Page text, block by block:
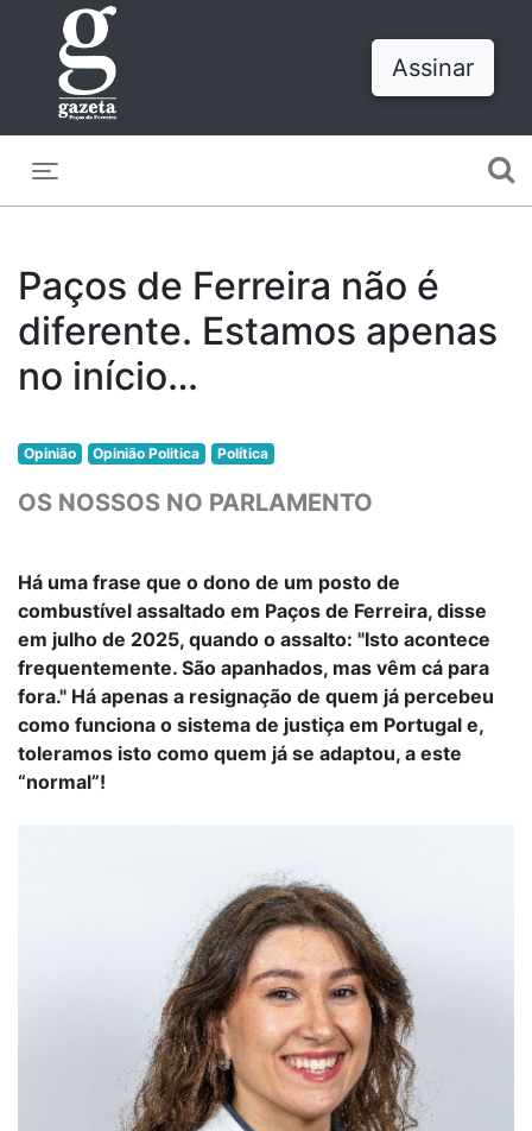
Assinar
Paços de Ferreira não é
diferente. Estamos apenas
no início…
Opinião Opinião Politica Política
OS NOSSOS NO PARLAMENTO
Há uma frase que o dono de um posto de
combustível assaltado em Paços de Ferreira, disse
em julho de 2025, quando o assalto: "Isto acontece
frequentemente. São apanhados, mas vêm cá para
fora." Há apenas a resignação de quem já percebeu
como funciona o sistema de justiça em Portugal e,
toleramos isto como quem já se adaptou, a este
“normal”!